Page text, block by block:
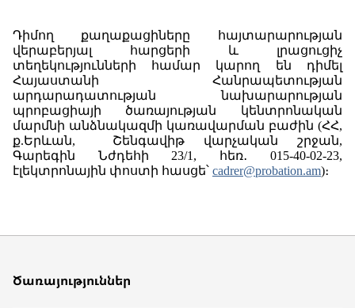
Դիմող քաղաքացիները հայտարարության
վերաբերյալ հարցերի և լրացուցիչ
տեղեկությունների համար կարող են դիմել
Հայաստանի Հանրապետության
արդարադատության նախարարության
պրոբացիայի ծառայության կենտրոնական
մարմնի անձնակազմի կառավարման բաժին (ՀՀ,
ք.Երևան,
Շենգավիթ վարչական շրջան,
Գարեգին Նժդեհի 23/1, հեռ․ 015-40-02-23,
էլեկտրոնային փոստի հասցե՝ cadrer@probation.am)։
Ծառայություններ